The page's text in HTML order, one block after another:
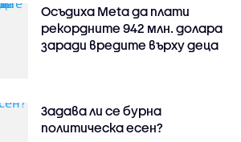
Осъдиха Meta да плати
рекордните 942 млн. долара
заради вредите върху деца
Задава ли се бурна
политическа есен?